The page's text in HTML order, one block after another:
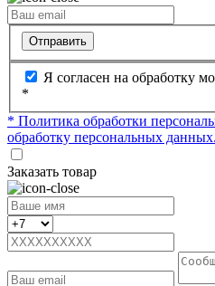
Отправить
Я согласен на обработку
*
* Политика обработки
обработку персональных данных.
Заказать товар